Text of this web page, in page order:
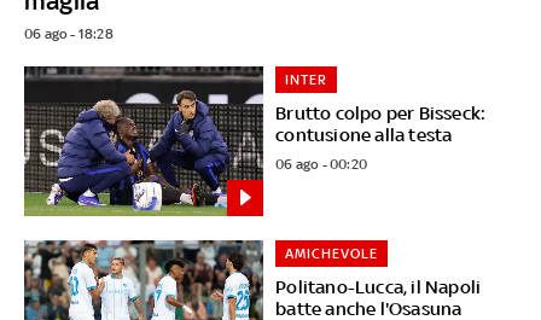
06 ago - 18:28
Brutto colpo per Bisseck:
contusione alla testa
INTER
06 ago - 00:20
Politano-Lucca, il Napoli
batte anche l'Osasuna
AMICHEVOLE